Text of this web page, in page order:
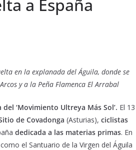
a España
en la explanada del Águila, donde se
y a la Peña Flamenca El Arrabal
‘Movimiento Ultreya Más Sol’. El 13
de Covadonga (Asturias), ciclistas
dedicada a las materias primas. En
el Santuario de la Virgen del Águila